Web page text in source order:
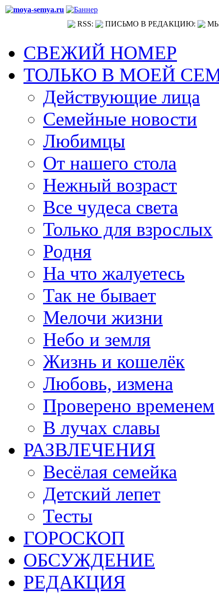
RSS: ПИСЬМО В РЕДАКЦИЮ:
СВЕЖИЙ НОМЕР
ТОЛЬКО В МОЕЙ
Действующие лица
Семейные новости
Любимцы
От нашего стола
Нежный возраст
Все чудеса света
Только для взрослых
Родня
На что жалуетесь
Так не бывает
Мелочи жизни
Небо и земля
Жизнь и кошелёк
Любовь, измена
Проверено временем
В лучах славы
РАЗВЛЕЧЕНИЯ
Весёлая семейка
Детский лепет
Тесты
ГОРОСКОП
ОБСУЖДЕНИЕ
РЕДАКЦИЯ